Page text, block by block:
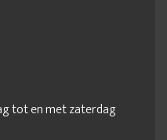
tot en met zaterdag